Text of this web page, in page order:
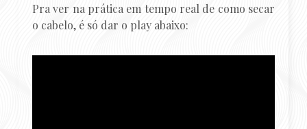
Pra ver na prática em tempo real de como secar
o cabelo, é só dar o play abaixo: